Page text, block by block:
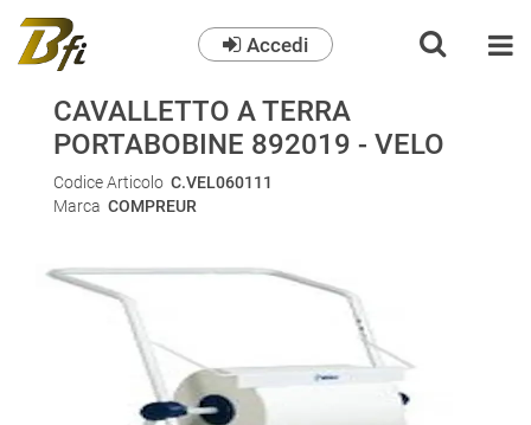
Accedi
CAVALLETTO A TERRA
PORTABOBINE 892019 - VELO
Codice Articolo C.VEL060111
Marca COMPREUR